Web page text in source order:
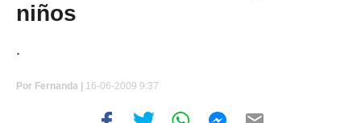
niños
.
Por Fernanda | 16-06-2009 9:37